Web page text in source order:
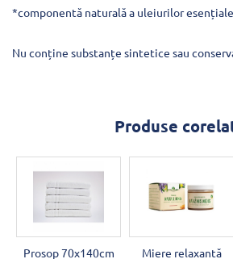
*componentă naturală a uleiurilor esențiale.
Nu conține substanțe sintetice sau
Produse
Prosop 70x140cm Miere relaxantă